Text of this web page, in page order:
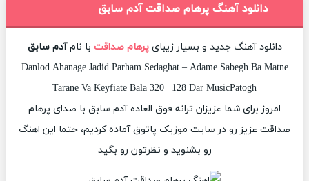
دانلود آهنگ پرهام صداقت آدم سابق
دانلود آهنگ جدید و بسیار زیبایپرهام صداقت با نامآدم سابق
Danlod Ahanage Jadid Parham Sedaghat – Adame Sabegh Ba Matne
Tarane Va Keyfiate Bala 320 | 128 Dar MusicPatogh
امروز برای شما عزیزان ترانه فوق العاده آدم سابق با صدای پرهام
صداقت عزیز رو در سایت موزیک پاتوق آماده کردیم، حتما این اهنگ
رو بشنوید و نظرتون رو بگید